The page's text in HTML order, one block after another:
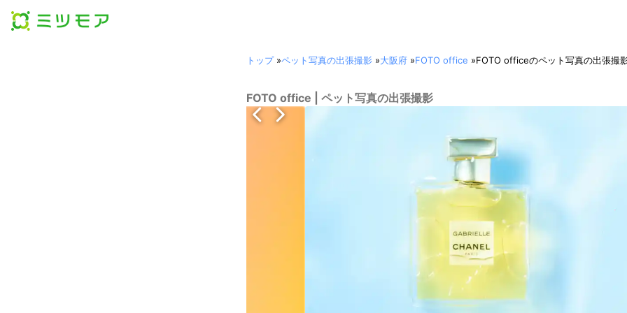
トップ»ペット写真の出張撮影 »大阪府 »FOTO office »FOTO officeのペット写真の出張撮
FOTO office | ペット写真の出張撮影